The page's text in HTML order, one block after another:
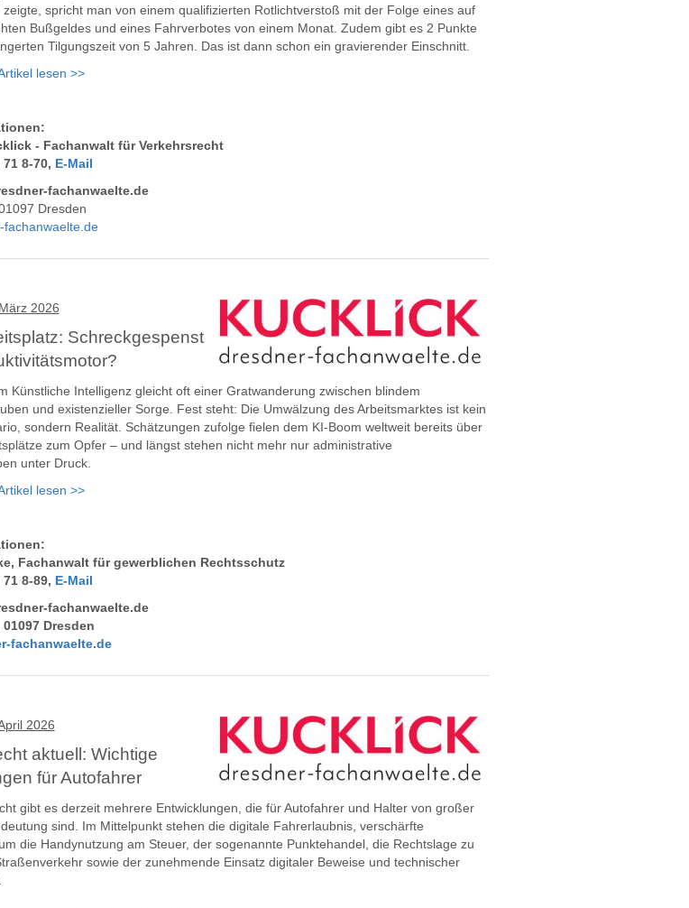
zeigte, spricht man von einem qualifizierten Rotlichtverstoß mit der Folge eines auf
Bußgeldes und eines Fahrverbotes von einem Monat. Zudem gibt es 2 Punkte
Tilgungszeit von 5 Jahren. Das ist dann schon ein gravierender Einschnitt.
lesen >>
- Fachanwaltfür Verkehrsrecht
8-70, E-Mail
fachanwaelte.de
Dresden
fachanwaelte.de
2026
Schreckgespenst
Künstliche Intelligenz gleicht oft einer Gratwanderung zwischen blindem
und existenzieller Sorge. Fest steht: Die Umwälzung des Arbeitsmarktes ist kein
sondern Realität. Schätzungen zufolge fielen dem KI-Boom weltweit bereits über
zum Opfer – und längst stehen nicht mehr nur administrative
unter Druck.
lesen >>
Fachanwalt für gewerblichen Rechtsschutz
8-89, E-Mail
fachanwaelte.de
Dresden
fachanwaelte.de
2026
aktuell: Wichtige
für Autofahrer
gibt es derzeit mehrere Entwicklungen, die für Autofahrer und Halter von großer
sind. Im Mittelpunkt stehen die digitale Fahrerlaubnis, verschärfte
die Handynutzung am Steuer, der sogenannte Punktehandel, die Rechtslage zu
sowie der zunehmende Einsatz digitaler Beweise und technischer